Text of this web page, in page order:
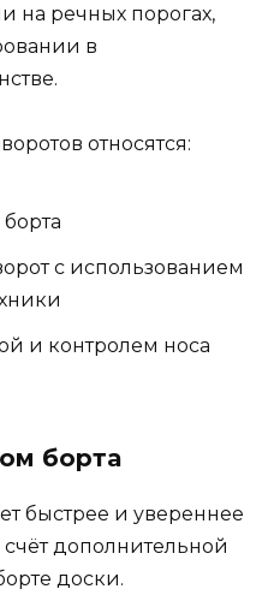
на речных порогах,
в
относятся:
с использованием
и контролем носа
борта
быстрее и увереннее
дополнительной
доски.